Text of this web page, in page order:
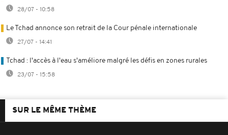
28/07 - 10:58
Le Tchad annonce son retrait de la Cour pénale internationale
27/07 - 14:41
Tchad : l'accès à l'eau s'améliore malgré les défis en zones rurales
23/07 - 15:58
SUR LE MÊME THÈME